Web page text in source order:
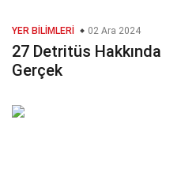
YER BILIMLERI 02 Ara 2024
27 Detritüs Hakkında
Gerçek